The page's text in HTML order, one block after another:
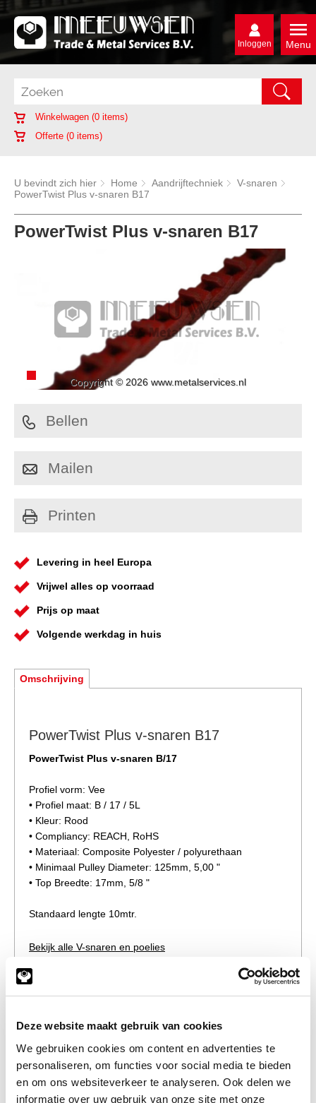
Deze website maakt gebruik van cookies
We gebruiken cookies om content en advertenties te
personaliseren, om functies voor social media te bieden
en om ons websiteverkeer te analyseren. Ook delen we
informatie over uw gebruik van onze site met onze
Menu
Inloggen
Winkelwagen (0 items)
Offerte (0 items)
U bevindt zich hier Home Aandrijftechniek
V-snaren
PowerTwist Plus v-snaren B17
PowerTwist Plus v-snaren B17
Copyright © 2026 www.metalservices.nl
Bellen
Mailen
Printen
Levering in heel Europa
Vrijwel alles op voorraad
Prijs op maat
Volgende werkdag in huis
Omschrijving
PowerTwist Plus v-snaren B17
PowerTwist Plus v-snaren B/17
Profiel vorm: Vee
• Profiel maat: B / 17 / 5L
• Kleur: Rood
• Compliancy: REACH, RoHS
• Materiaal: Composite Polyester / polyurethaan
• Minimaal Pulley Diameter: 125mm, 5,00 "
• Top Breedte: 17mm, 5/8 "
Standaard lengte 10mtr.
Bekijk alle V-snaren en poelies
U dient ingelogd te zijn om prijzen in te kunnen zien en toegang
te verkrijgen tot de winkelwagen, waarna u direct uw bestelling
af kunt ronden.